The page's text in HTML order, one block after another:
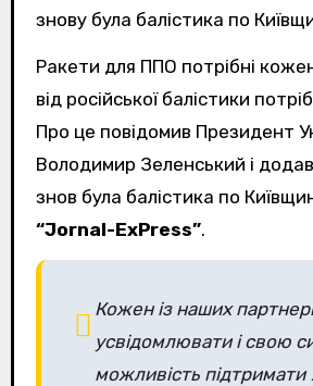
знову була балістика по
Ракети для ППО потрібні кожен день. Захист
від російської балістики
Про це повідомив Президент
Володимир Зеленський і
знов була балістика по
“Jornal-ExPress”.
Кожен із наших
усвідомлювати і свою
можливість підтримати